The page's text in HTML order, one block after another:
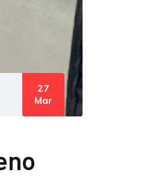
27
Mar